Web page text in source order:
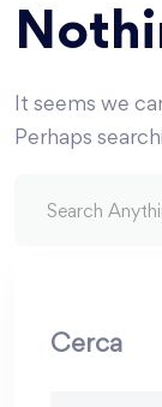
It seems we
Perhaps
Cerca